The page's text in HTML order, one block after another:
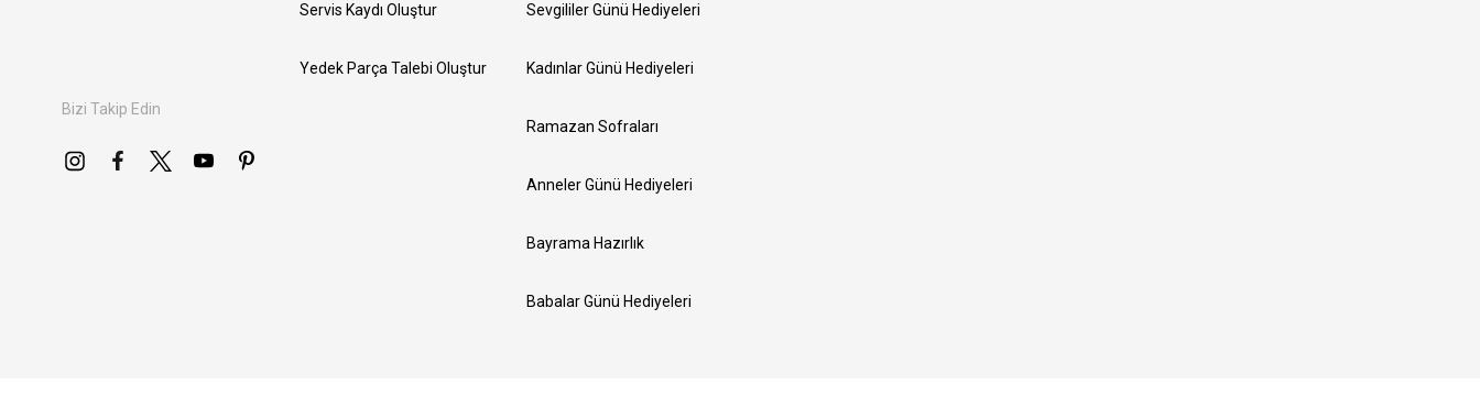
Bizi Takip Edin
Servis Kaydı Oluştur
Yedek Parça Talebi Oluştur
Sevgililer Günü Hediyeleri
Kadınlar Günü Hediyeleri
Ramazan Sofraları
Anneler Günü Hediyeleri
Bayrama Hazırlık
Babalar Günü Hediyeleri